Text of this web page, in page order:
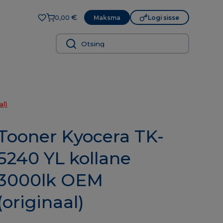
0,00€ Maksma Logi sisse
Kyocera TK-
YL kollane
OEM